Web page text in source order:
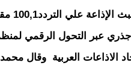
مقابل رمز شركة البث 90,5
عبر التحول الرقمي
الاذاعات العربية وقال